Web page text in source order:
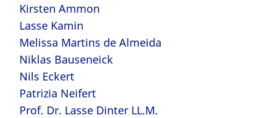
Kirsten Ammon
Lasse Kamin
Melissa Martins de Almeida
Niklas Bauseneick
Nils Eckert
Patrizia Neifert
Prof. Dr. Lasse Dinter LL.M.